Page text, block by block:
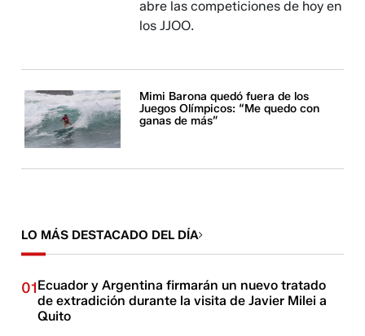
abre las competiciones de hoy en
los JJOO.
Mimi Barona quedó fuera de los
Juegos Olímpicos: “Me quedo con
ganas de más”
LO MÁS DESTACADO DEL DÍA
01Ecuador y Argentina firmarán un nuevo tratado
de extradición durante la visita de Javier Milei a
Quito